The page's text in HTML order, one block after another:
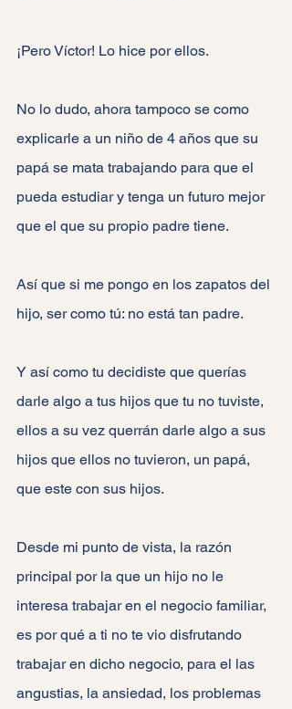
¡Pero Víctor! Lo hice por ellos.
No lo dudo, ahora tampoco se como
explicarle a un niño de 4 años que su
papá se mata trabajando para que el
pueda estudiar y tenga un futuro mejor
que el que su propio padre tiene.
Así que si me pongo en los zapatos del
hijo, ser como tú: no está tan padre.
Y así como tu decidiste que querías
darle algo a tus hijos que tu no tuviste,
ellos a su vez querrán darle algo a sus
hijos que ellos no tuvieron, un papá,
que este con sus hijos.
Desde mi punto de vista, la razón
principal por la que un hijo no le
interesa trabajar en el negocio familiar,
es por qué a ti no te vio disfrutando
trabajar en dicho negocio, para el las
angustias, la ansiedad, los problemas